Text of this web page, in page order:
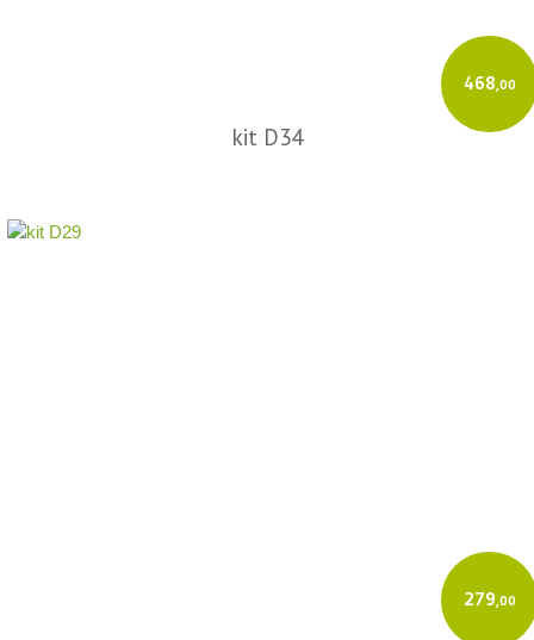
468,00
kit D34
279,00